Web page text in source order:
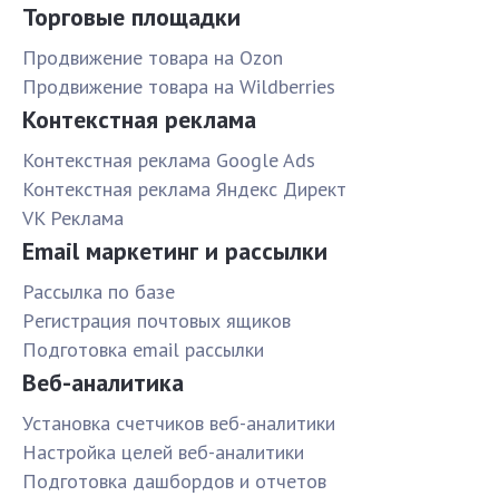
Торговые площадки
Продвижение товара на Ozon
Продвижение товара на Wildberries
Контекстная реклама
Контекстная реклама Google Ads
Контекстная реклама Яндекс Директ
VK Реклама
Email маркетинг и рассылки
Рассылка по базе
Pегистрация почтовых ящиков
Подготовка email рассылки
Веб-аналитика
Установка счетчиков веб-аналитики
Настройка целей веб-аналитики
Подготовка дашбордов и отчетов